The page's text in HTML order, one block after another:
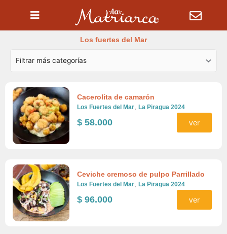
Los fuertes del Mar
Cacerolita de camarón
Los Fuertes del Mar La Piragua 2024
$ 58.000 ver
Ceviche cremoso de pulpo Parrillado
Los Fuertes del Mar La Piragua 2024
$ 96.000 ver